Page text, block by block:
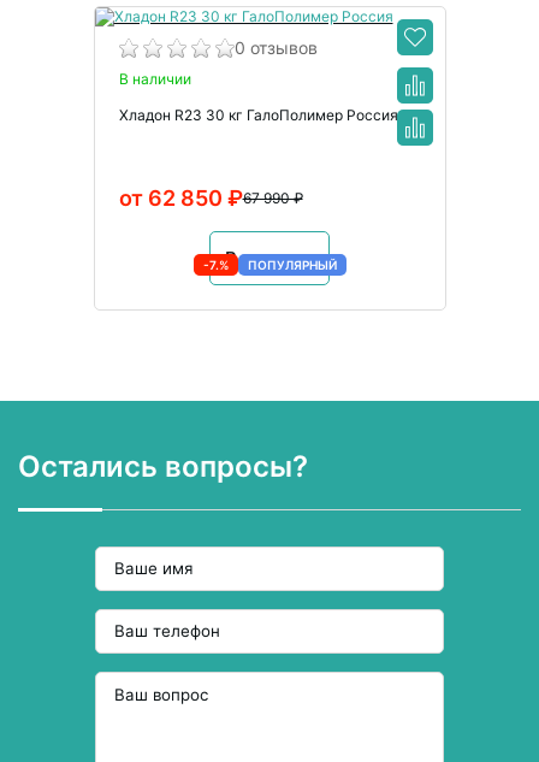
0 отзывов
В наличии
Хладон R23 30 кг ГалоПолимер Россия
67 990 ₽
от 62 850 ₽
В корзину
-7.% ПОПУЛЯРНЫЙ
Остались вопросы?